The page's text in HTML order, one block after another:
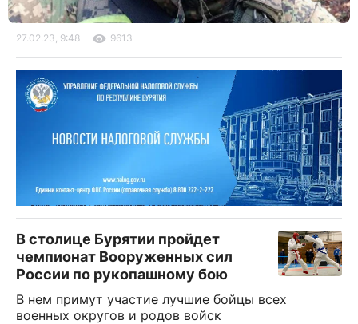
27.02.23, 9:48 9613
В столице Бурятии пройдет
чемпионат Вооруженных сил
России по рукопашному бою
В нем примут участие лучшие бойцы всех
военных округов и родов войск